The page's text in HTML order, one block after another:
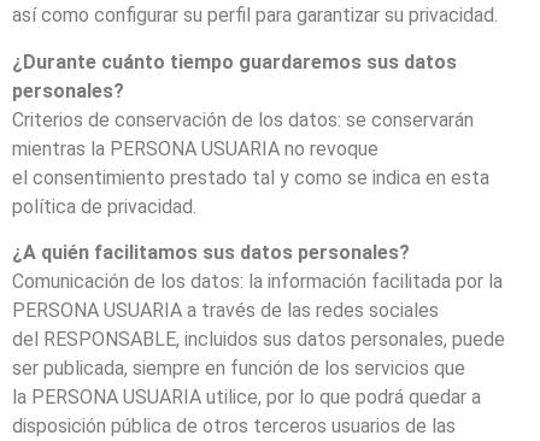
así como configurar su perfil para garantizar su privacidad.
¿Durante cuánto tiempo guardaremos sus datos
personales?
Criterios de conservación de los datos: se conservarán
mientras la PERSONA USUARIA no revoque
el consentimiento prestado tal y como se indica en esta
política de privacidad.
¿A quién facilitamos sus datos personales?
Comunicación de los datos: la información facilitada por la
PERSONA USUARIA a través de las redes sociales
del RESPONSABLE, incluidos sus datos personales, puede
ser publicada, siempre en función de los servicios que
la PERSONA USUARIA utilice, por lo que podrá quedar a
disposición pública de otros terceros usuarios de las